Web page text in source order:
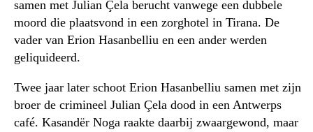
samen met Julian Çela berucht vanwege een dubbele
moord die plaatsvond in een zorghotel in Tirana. De
vader van Erion Hasanbelliu en een ander werden
geliquideerd.
Twee jaar later schoot Erion Hasanbelliu samen met zijn
broer de crimineel Julian Çela dood in een Antwerps
café. Kasandër Noga raakte daarbij zwaargewond, maar